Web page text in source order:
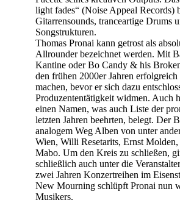
light fades“ (Noise Appeal Records)
Gitarrensounds, tranceartige Drums
Songstrukturen.
Thomas Pronai kann getrost als
Allrounder bezeichnet werden. Mit
Kantine oder Bo Candy & his
den frühen 2000er Jahren
machen, bevor er sich dazu
Produzententätigkeit widmen. Auch
einen Namen, was auch Liste der
letzten Jahren beehrten, belegt. Der
analogem Weg Alben von unter
Wien, Willi Resetarits, Ernst
Mabo. Um den Kreis zu schließen,
schließlich auch unter die
zwei Jahren Konzertreihen im
New Mourning schlüpft Pronai nun
Musikers.